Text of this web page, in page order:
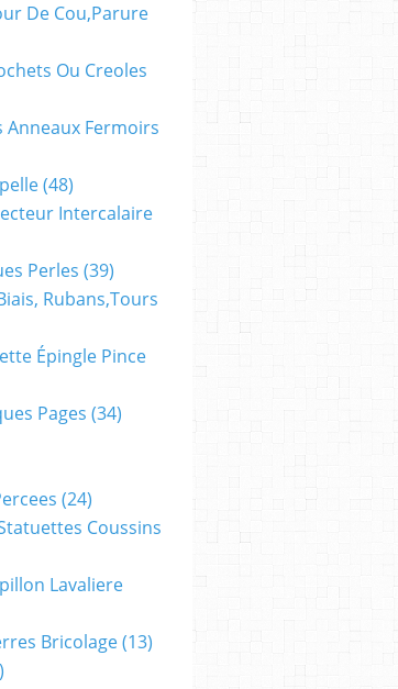
De Cou,parure
Ou Creoles
Anneaux Fermoirs
(48)
Intercalaire
Perles (39)
Rubans,tours
Épingle Pince
Pages (34)
(24)
Coussins
Lavaliere
Bricolage(13)